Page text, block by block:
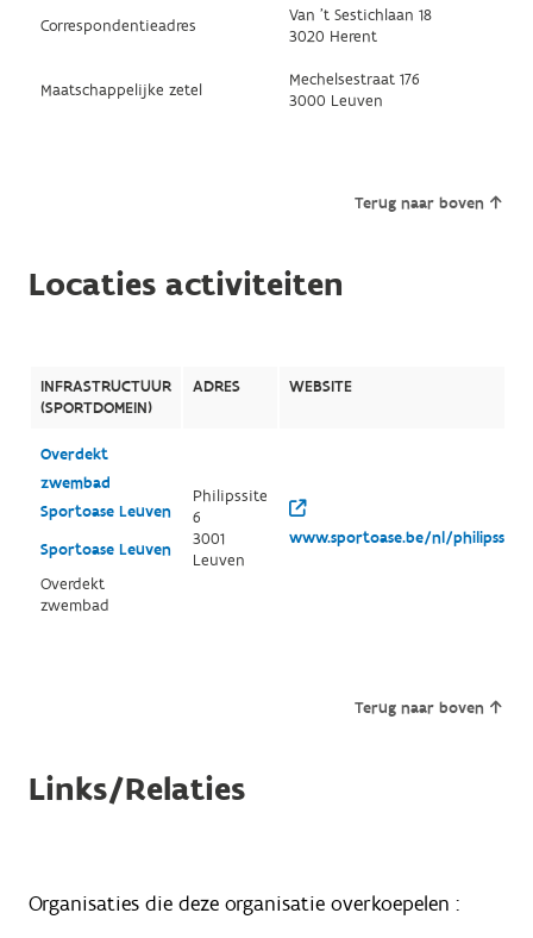
Correspondentieadres
Van 't Sestichlaan 18
3020 Herent
Maatschappelijke zetel
Mechelsestraat 176
3000 Leuven
Terug naar boven
Locaties activiteiten
INFRASTRUCTUUR
(SPORTDOMEIN)
ADRES WEBSITE
Overdekt
zwembad
Sportoase Leuven
Sportoase Leuven
Overdekt
zwembad
Philipssite
6
3001
Leuven
www.sportoase.be/nl/philipssite
Terug naar boven
Links/Relaties
Organisaties die deze organisatie overkoepelen :